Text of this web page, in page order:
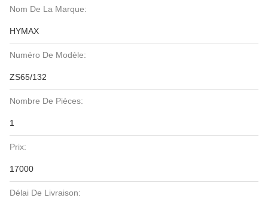
Nom De La Marque:
HYMAX
Numéro De Modèle:
ZS65/132
Nombre De Pièces:
1
Prix:
17000
Délai De Livraison: